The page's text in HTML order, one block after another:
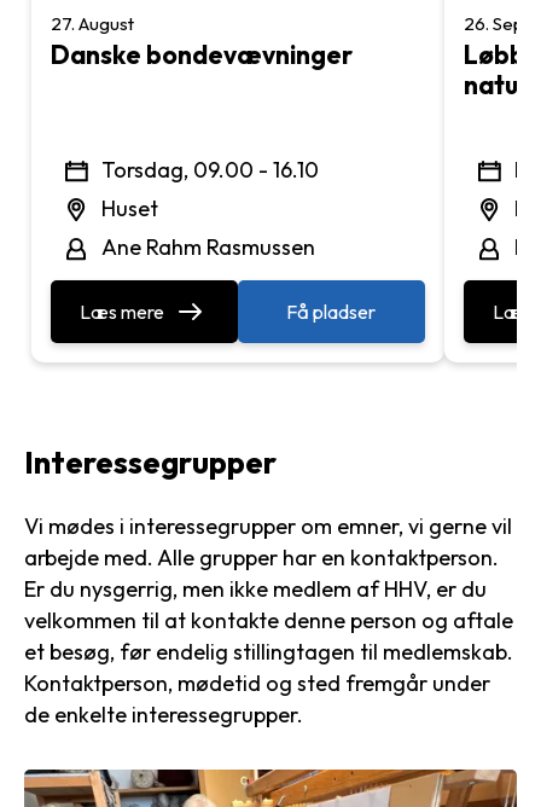
27. August
Danske bondevævninger
Torsdag, 09.00 - 16.10
Huset
Ane Rahm Rasmussen
Læs mere Få pladser
26.
Læs
Interessegrupper
Vi mødes i interessegrupper om emner, vi gerne vil
arbejde med. Alle grupper har en kontaktperson.
Er du nysgerrig, men ikke medlem af HHV, er du
velkommen til at kontakte denne person og aftale
et besøg, før endelig stillingtagen til medlemskab.
Kontaktperson, mødetid og sted fremgår under
de enkelte interessegrupper.